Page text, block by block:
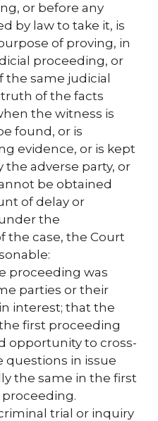
or before any
by law to take it, is
of proving, in
proceeding, or
the same judicial
of the facts
the witness is
found, or is
evidence, or is kept
the adverse party, or
be obtained
of delay or
the
the case, the Court
proceeding was
parties or their
interest; that the
first proceeding
opportunity to cross-
questions in issue
the same in the first
trial or inquiry